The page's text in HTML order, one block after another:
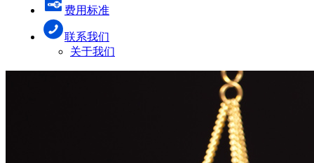
费用标准
联系我们
关于我们